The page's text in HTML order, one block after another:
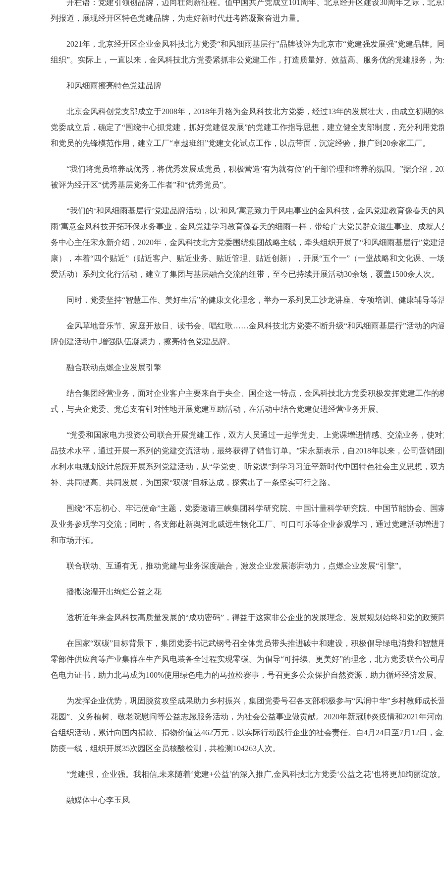
开栏语：党建引领创品牌，迈向壮阔新征程。值中国共产党成立101周年、北京经开区建设30周年之际，北
列报道，展现经开区特色党建品牌，为走好新时代赶考路凝聚奋进力量。
2021年，北京经开区企业金风科技北方党委“和风细雨基层行”品牌被评为北京市“党建强发展强”党建品牌。
组织”。实际上，一直以来，金风科技北方党委紧抓非公党建工作，打造质量好、效益高、服务优的党建服务，
和风细雨擦亮特色党建品牌
北京金风科创党支部成立于2008年，2018年升格为金风科技北方党委，经过13年的发展壮大，由成立初期的
党委成立后，确定了“围绕中心抓党建，抓好党建促发展”的党建工作指导思想，建立健全支部制度，充分利用
和党员的先锋模范作用，建立工厂“卓越班组”党建文化试点工作，以点带面，沉淀经验，推广到20余家工厂。
“我们将党员培养成优秀，将优秀发展成党员，积极营造‘有为就有位’的干部管理和培养的氛围。”据介绍，
被评为经开区“优秀基层党务工作者”和“优秀党员”。
“我们的‘和风细雨基层行’党建品牌活动，以‘和风’寓意致力于风电事业的金风科技，金风党建教育像春天的
雨’寓意金风科技开拓环保水务事业，金风党建学习教育像春天的细雨一样，带给广大党员群众滋生事业、成就
务中心主任宋永新介绍，2020年，金风科技北方党委围绕集团战略主线，牵头组织开展了“和风细雨基层行”党建
康），本着“四个贴近”（贴近客户、贴近业务、贴近管理、贴近创新），开展“五个一”（一堂战略和文化课、
爱活动）系列文化行活动，建立了集团与基层融合交流的纽带，至今已持续开展活动30余场，覆盖1500余人次。
同时，党委坚持“智慧工作、美好生活”的健康文化理念，举办一系列员工沙龙讲座、专项培训、健康辅导等
金风草地音乐节、家庭开放日、读书会、唱红歌……金风科技北方党委不断升级“和风细雨基层行”活动的内
牌创建活动中,增强队伍凝聚力，擦亮特色党建品牌。
融合联动点燃企业发展引擎
结合集团经营业务，面对企业客户主要来自于央企、国企这一特点，金风科技北方党委积极发挥党建工作的
式，与央企党委、党总支有针对性地开展党建互助活动，在活动中结合党建促进经营业务开展。
“党委和国家电力投资公司联合开展党建工作，双方人员通过一起学党史、上党课增进情感、交流业务，使
品技术水平，通过开展一系列的党建交流活动，最终获得了销售订单。”宋永新表示，自2018年以来，公司营销
水利水电规划设计总院开展系列党建活动，从“学党史、听党课”到学习习近平新时代中国特色社会主义思想，
补、共同提高、共同发展，为国家“双碳”目标达成，探索出了一条坚实可行之路。
围绕“不忘初心、牢记使命”主题，党委邀请三峡集团科学研究院、中国计量科学研究院、中国节能协会、国
及业务参观学习交流；同时，各支部赴新奥河北威远生物化工厂、可口可乐等企业参观学习，通过党建活动增
和市场开拓。
联合联动、互通有无，推动党建与业务深度融合，激发企业发展澎湃动力，点燃企业发展“引擎”。
播撒浇灌开出绚烂公益之花
透析近年来金风科技高质量发展的“成功密码”，得益于这家非公企业的发展理念、发展规划始终和党的政策
在国家“双碳”目标背景下，集团党委书记武钢号召全体党员带头推进碳中和建设，积极倡导绿电消费和智慧
零部件供应商等产业集群在生产风电装备全过程实现零碳。为倡导“可持续、更美好”的理念，北方党委联合公
色电力证书，助力北马成为100%使用绿色电力的马拉松赛事，号召更多公众保护自然资源，助力循环经济发展。
为发挥企业优势，巩固脱贫攻坚成果助力乡村振兴，集团党委号召各支部积极参与“风润中华”乡村教师成长
花园”、义务植树、敬老院慰问等公益志愿服务活动，为社会公益事业做贡献。2020年新冠肺炎疫情和2021年河
合组织活动，累计向国内捐款、捐物价值达462万元，以实际行动践行企业的社会责任。自4月24日至7月12日，
防疫一线，组织开展35次园区全员核酸检测，共检测104263人次。
“党建强，企业强。我相信,未来随着‘党建+公益’的深入推广,金风科技北方党委‘公益之花’也将更加绚丽绽放
融媒体中心李玉凤